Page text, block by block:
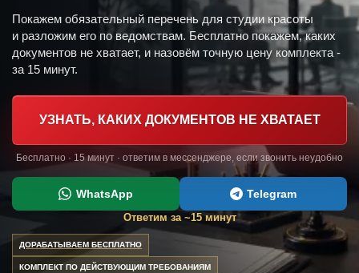
Покажем обязательный перечень для студии красоты
и разложим его по ведомствам. Бесплатно покажем, каких
документов не хватает, и назовём точную цену комплекта -
за 15 минут.
УЗНАТЬ, КАКИХ ДОКУМЕНТОВ НЕ ХВАТАЕТ
Бесплатно · 15 минут · ответим в мессенджере, если звонить неудобно
WhatsApp Telegram
Ответим за ~15 минут
ДОРАБАТЫВАЕМ БЕСПЛАТНО
КОМПЛЕКТ ПО ДЕЙСТВУЮЩИМ ТРЕБОВАНИЯМ